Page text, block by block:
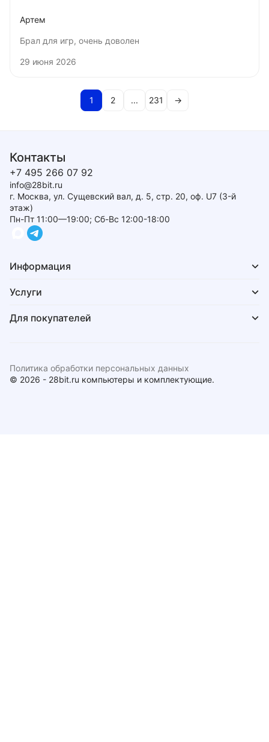
Артем
Брал для игр, очень доволен
29 июня 2026
1 2 ... 231 →
Контакты
+7 495 266 07 92
info@28bit.ru
г. Москва, ул. Сущевский вал, д. 5, стр. 20, оф. U7 (3-й
этаж)
Пн-Пт 11:00—19:00; Сб-Вс 12:00-18:00
Информация
Услуги
Для покупателей
© 2026 - 28bit.ru компьютеры и комплектующие.
Политика обработки персональных данных